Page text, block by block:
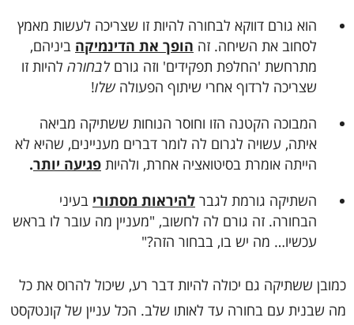
הוא גורם דווקא לבחורה להיות זו שצריכה לעשות מאמץ
לסחוב את השיחה. זה הופך את הדינמיקה ביניהם,
מתרחשת 'החלפת תפקידים' וזה גורם לבחורה להיות זו
שצריכה לרדוף אחרי שיתוף הפעולהשלו!
המבוכה הקטנה הזו וחוסר הנוחות ששתיקה מביאה
איתה, עשויה לגרום לה לומר דברים מעניינים, שהיא לא
הייתה אומרת בסיטואציה אחרת, ולהיות פגיעה יותר.
השתיקה גורמת לגבר להיראות מסתורי בעיני
הבחורה. זה גורם לה לחשוב, "מעניין מה עובר לו בראש
עכשיו… מה יש בו, בבחור הזה?"
כמובן ששתיקה גם יכולה להיות דבר רע, שיכול להרוס את כל
מה שבנית עם בחורה עד לאותו שלב. הכל עניין של קונטקסט